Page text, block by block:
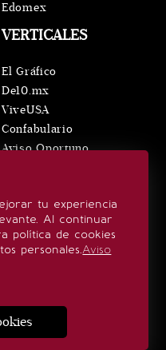
tu experiencia
Al continuar
política de cookies
personales.Aviso
VERTICALES
El Gráfico
De10.mx
ViveUSA
Confabulario
Aviso Oportuno
Edomex
SÍGUENOS
somos